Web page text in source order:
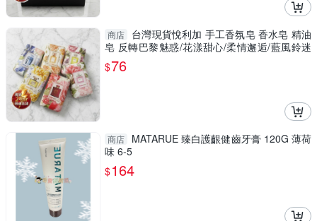
商店
台灣現貨悅利加 手工香氛皂 香水皂 精油
皂 反轉巴黎魅惑/花漾甜心/柔情邂逅/藍風鈴迷
迭/COC
$76
商店
MATARUE 臻白護齦健齒牙膏 120G 薄荷
味 6-5
$164